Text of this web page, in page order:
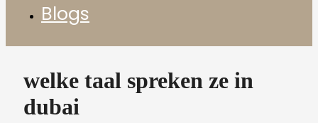
Blogs
welke taal spreken ze in
dubai